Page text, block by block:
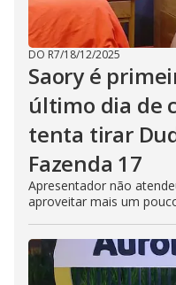
DO R7/18/12/2025
Saory é
último dia de
tenta tirar
Fazenda 17
Apresentador não
aproveitar mais um